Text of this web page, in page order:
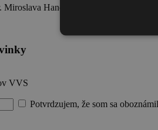
Hančaková, riaditeľka Klubu
VVS
Potvrdzujem, že som sa